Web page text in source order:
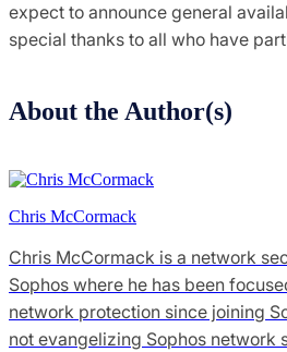
expect to announce general
special thanks to all who have
About the Author(s)
Chris McCormack
Chris McCormack is a network
Sophos where he has been
network protection since joining
not evangelizing Sophos network